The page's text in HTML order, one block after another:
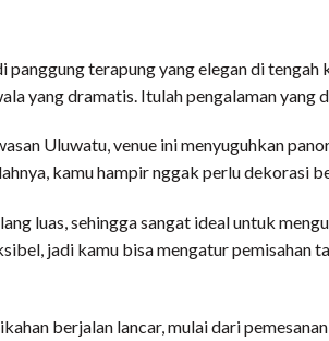
panggung terapung yang elegan di
yang dramatis. Itulah pengalaman yang
Uluwatu, venue ini menyuguhkan
kamu hampir nggak perlu dekorasi
luas, sehingga sangat ideal untuk
jadi kamu bisa mengatur pemisahan
berjalan lancar, mulai dari